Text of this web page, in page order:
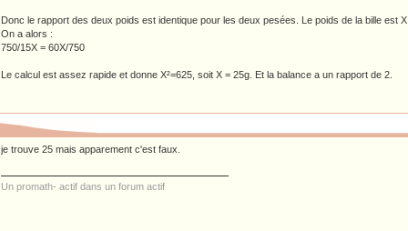
Donc le rapport des deux poids est identique pour les deux pesées. Le poids de la bille est X.
On a alors :
750/15X = 60X/750
Le calcul est assez rapide et donne X²=625, soit X = 25g. Et la balance a un rapport de 2.
je trouve 25 mais apparement c'est faux.
Un promath- actif dans un forum actif